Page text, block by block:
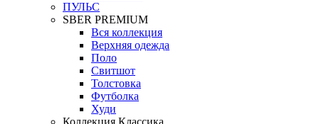
ПУЛЬС
SBER PREMIUM
Вся коллекция
Верхняя одежда
Поло
Свитшот
Толстовка
Футболка
Худи
Коллекция Классика